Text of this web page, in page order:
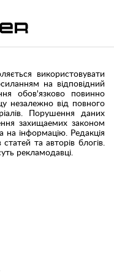
використовувати
на відповідний
обов'язково повинно
незалежно від повного
Порушення даних
захищаемих законом
на інформацію. Редакція
та авторів блогів.
рекламодавці.